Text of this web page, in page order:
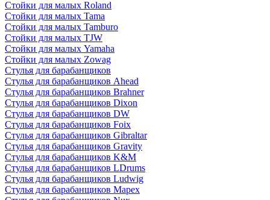
Стойки для малых Roland
Стойки для малых Tama
Стойки для малых Tamburo
Стойки для малых TJW
Стойки для малых Yamaha
Стойки для малых Zowag
Стулья для барабанщиков
Стулья для барабанщиков Ahead
Стулья для барабанщиков Brahner
Стулья для барабанщиков Dixon
Стулья для барабанщиков DW
Стулья для барабанщиков Foix
Стулья для барабанщиков Gibraltar
Стулья для барабанщиков Gravity
Стулья для барабанщиков K&M
Стулья для барабанщиков LDrums
Стулья для барабанщиков Ludwig
Стулья для барабанщиков Mapex